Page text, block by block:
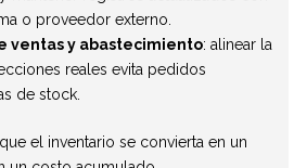
o proveedor externo.
ventas y abastecimiento: alinear la
reales evita pedidos
de stock.
el inventario se convierta en un